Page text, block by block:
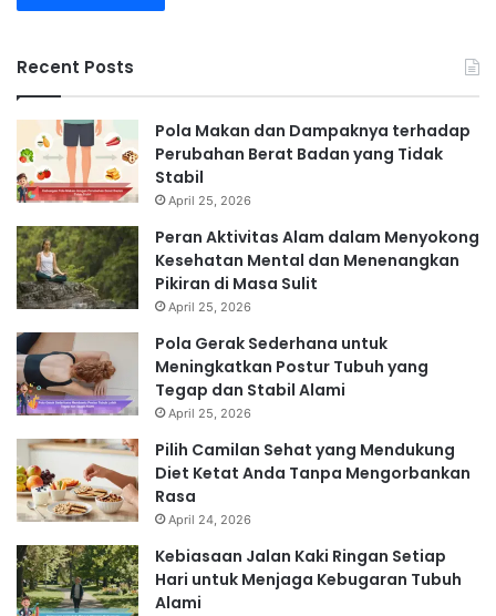
Recent Posts
Pola Makan dan Dampaknya terhadap
Perubahan Berat Badan yang Tidak
Stabil
April 25, 2026
Peran Aktivitas Alam dalam Menyokong
Kesehatan Mental dan Menenangkan
Pikiran di Masa Sulit
April 25, 2026
Pola Gerak Sederhana untuk
Meningkatkan Postur Tubuh yang
Tegap dan Stabil Alami
April 25, 2026
Pilih Camilan Sehat yang Mendukung
Diet Ketat Anda Tanpa Mengorbankan
Rasa
April 24, 2026
Kebiasaan Jalan Kaki Ringan Setiap
Hari untuk Menjaga Kebugaran Tubuh
Alami